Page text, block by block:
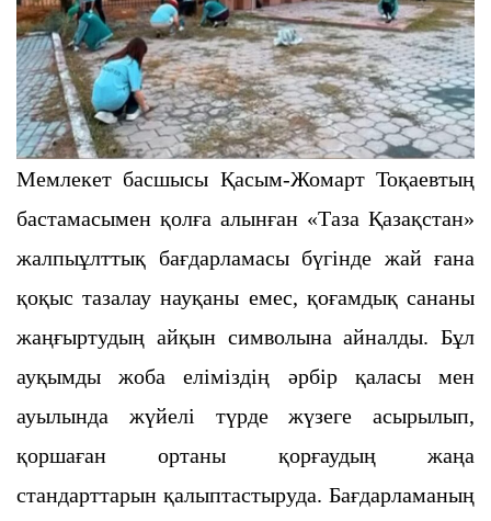
Мемлекет басшысы Қасым-Жомарт Тоқаевтың
бастамасымен қолға алынған «Таза Қазақстан»
жалпыұлттық бағдарламасы бүгінде жай ғана
қоқыс тазалау науқаны емес, қоғамдық сананы
жаңғыртудың айқын символына айналды. Бұл
ауқымды жоба еліміздің әрбір қаласы мен
ауылында жүйелі түрде жүзеге асырылып,
қоршаған ортаны қорғаудың жаңа
стандарттарын қалыптастыруда. Бағдарламаның